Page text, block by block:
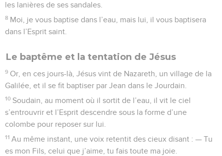
les lanières de ses sandales.
8 Moi, je vous baptise dans l’eau, mais lui, il vous baptisera
dans l’Esprit saint.
Le baptême et la tentation de Jésus
9 Or, en ces jours-là, Jésus vint de Nazareth, un village de la
Galilée, et il se fit baptiser par Jean dans le Jourdain.
10 Soudain, au moment où il sortit de l’eau, il vit le ciel
s’entrouvrir et l’Esprit descendre sous la forme d’une
colombe pour reposer sur lui.
11 Au même instant, une voix retentit des cieux disant : — Tu
es mon Fils, celui que j’aime, tu fais toute ma joie.